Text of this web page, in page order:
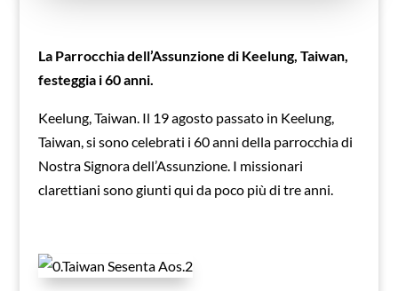
La Parrocchia dell’Assunzione di Keelung, Taiwan,
festeggia i 60 anni.
Keelung, Taiwan. Il 19 agosto passato in Keelung,
Taiwan, si sono celebrati i 60 anni della parrocchia di
Nostra Signora dell’Assunzione. I missionari
clarettiani sono giunti qui da poco più di tre anni.